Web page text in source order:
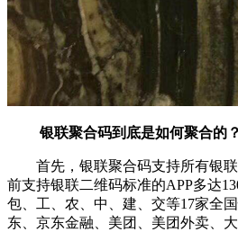
银联聚合码到底是如何聚合的？
首先，银联聚合码支持所有银联
前支持银联二维码标准的APP多达
包、工、农、中、建、交等17家全
东、京东金融、美团、美团外卖、